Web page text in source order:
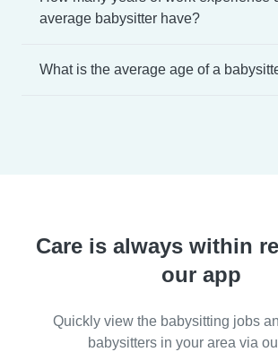
average babysitter have?
What is the average age of a
Care is always within
our app
Quickly view the babysitting jobs
babysitters in your area via